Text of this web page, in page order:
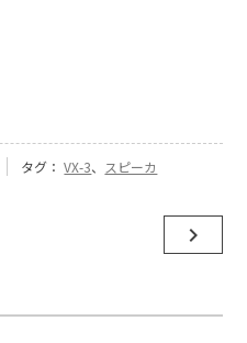
タグ：VX-3、 スピーカ
navigate_next